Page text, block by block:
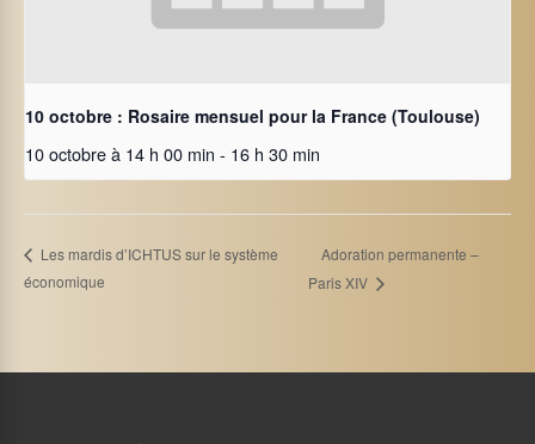
10 octobre : Rosaire mensuel pour la France (Toulouse)
10 octobre à 14 h 00 min - 16 h 30 min
Les mardis d’ICHTUS sur le système
économique
Adoration permanente –
Paris XIV